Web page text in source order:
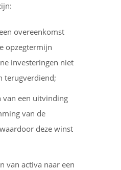
overeenkomst
opzegtermijn
investeringen niet
terugverdiend;
van een uitvinding
van de
deze winst
van activa naar een